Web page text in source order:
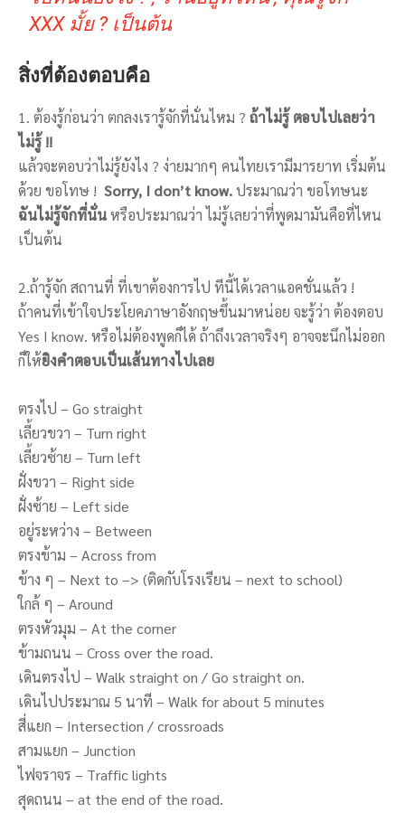
XXX มั้ย ? เป็นต้น
สิ่งที่ต้องตอบคือ
1. ต้องรู้ก่อนว่า ตกลงเรารู้จักที่นั่นไหม ? ถ้าไม่รู้ ตอบไปเลยว่า
ไม่รู้ !!
แล้วจะตอบว่าไม่รู้ยังไง ? ง่ายมากๆ คนไทยเรามีมารยาท เริ่มต้น
ด้วย ขอโทษ ! Sorry, I don’t know.ประมาณว่า ขอโทษนะ
ฉันไม่รู้จักที่นั่นหรือประมาณว่า ไม่รู้เลยว่าที่พูดมามันคือที่ไหน
เป็นต้น
2.ถ้ารู้จัก สถานที่ ที่เขาต้องการไป ทีนี้ได้เวลาแอคชั่นแล้ว !
ถ้าคนที่เข้าใจประโยคภาษาอังกฤษขึ้นมาหน่อย จะรู้ว่า ต้องตอบ
Yes I know. หรือไม่ต้องพูดก็ได้ ถ้าถึงเวลาจริงๆ อาจจะนึกไม่ออก
ก็ให้ยิงคำตอบเป็นเส้นทางไปเลย
ตรงไป – Go straight
เลี้ยวขวา – Turn right
เลี้ยวซ้าย – Turn left
ฝั่งขวา – Right side
ฝั่งซ้าย – Left side
อยู่ระหว่าง – Between
ตรงข้าม – Across from
ข้าง ๆ – Next to –> (ติดกับโรงเรียน – next to school)
ใกล้ ๆ – Around
ตรงหัวมุม – At the corner
ข้ามถนน – Cross over the road.
เดินตรงไป – Walk straight on / Go straight on.
เดินไปประมาณ 5 นาที – Walk for about 5 minutes
สี่แยก – Intersection / crossroads
สามแยก – Junction
ไฟจราจร – Traffic lights
สุดถนน – at the end of the road.